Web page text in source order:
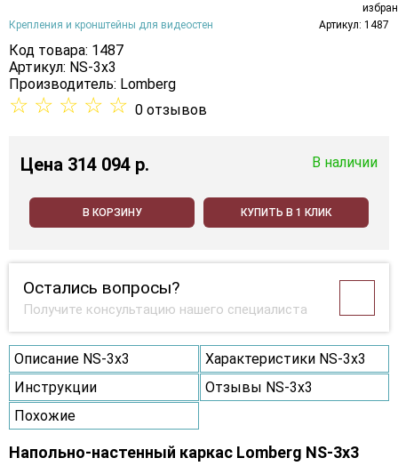
Крепления и кронштейны для видеостен Артикул: 1487
Код товара: 1487
Артикул: NS-3х3
Производитель: Lomberg
☆ ☆ ☆ ☆ ☆ 0 отзывов
Цена 314 094 p. В наличии
В КОРЗИНУ КУПИТЬ В 1 КЛИК
Остались вопросы?
Получите консультацию нашего специалиста
Описание NS-3х3
Характеристики NS-3х3
Инструкции
Отзывы NS-3х3
Похожие
Напольно-настенный каркас Lomberg NS-3х3